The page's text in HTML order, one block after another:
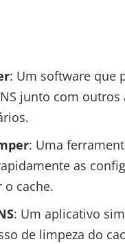
: Um software que
junto com outros
: Uma
as
o cache.
: Um aplicativo
de limpeza do